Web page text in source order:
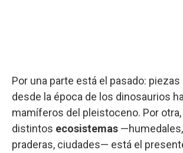
Por una parte está el pasado: piezas
desde la época de los dinosaurios
mamíferos del pleistoceno. Por otra,
distintos ecosistemas
praderas, ciudades— está el